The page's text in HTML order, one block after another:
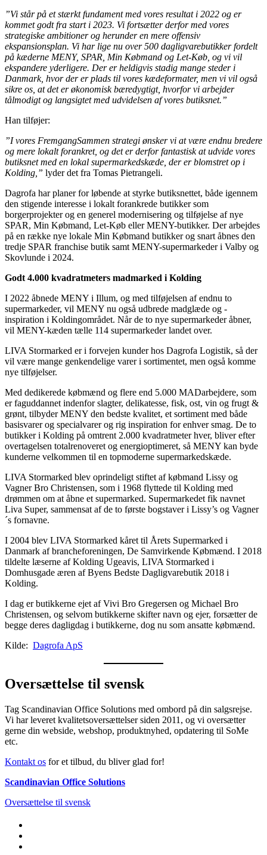
”Vi står på et stærkt fundament med vores resultat i 2022 og er
kommet godt fra start i 2023. Vi fortsætter derfor med vores
strategiske ambitioner og herunder en mere offensiv
ekspansionsplan. Vi har lige nu over 500 dagligvarebutikker fordelt
på kæderne MENY, SPAR, Min Købmand og Let-Køb, og vi vil
ekspandere yderligere. Der er heldigvis stadig mange steder i
Danmark, hvor der er plads til vores kædeformater, men vi vil også
sikre os, at det er økonomisk bæredygtigt, hvorfor vi arbejder
tålmodigt og langsigtet med udvidelsen af vores butiksnet.”
Han tilføjer:
”I vores FremgangSammen strategi ønsker vi at være endnu bredere
og mere lokalt forankret, og det er derfor fantastisk at udvide vores
butiksnet med en lokal supermarkedskæde, der er blomstret op i
Kolding,” lyder det fra Tomas Pietrangeli.
Dagrofa har planer for løbende at styrke butiksnettet, både igennem
den stigende interesse i lokalt forankrede butikker som
borgerprojekter og en generel modernisering og tilføjelse af nye
SPAR, Min Købmand, Let-Køb eller MENY-butikker. Der arbejdes
på en række nye lokale Min Købmand butikker og snart åbnes den
tredje SPAR franchise butik samt MENY-supermarkeder i Valby og
Skovlunde i 2024.
Godt 4.000 kvadratmeters madmarked i Kolding
I 2022 åbnede MENY i Illum, og med tilføjelsen af endnu to
supermarkeder, vil MENY nu også udbrede madglæde og -
inspiration i Koldingområdet. Når de to nye supermarkeder åbner,
vil MENY-kæden tælle 114 supermarkeder landet over.
LIVA Stormarked er i forvejen kunder hos Dagrofa Logistik, så der
vil være mange genkendelige varer i sortimentet, men også komme
nye tilføjelser.
Med dedikerede købmænd og flere end 5.000 MADarbejdere, som
er faguddannet indenfor slagter, delikatesse, fisk, ost, vin og frugt &
grønt, tilbyder MENY den bedste kvalitet, et sortiment med både
basisvarer og specialvarer og rig inspiration for enhver smag. De to
butikker i Kolding på omtrent 2.000 kvadratmeter hver, bliver efter
overtagelsen totalrenoveret og energioptimeret, så MENY kan byde
kunderne velkommen til en topmoderne supermarkedskæde.
LIVA Stormarked blev oprindeligt stiftet af købmand Lissy og
Vagner Bro Christensen, som i 1968 flyttede til Kolding med
drømmen om at åbne et supermarked. Supermarkedet fik navnet
Liva Super, sammensat af de to første bogstaver i Lissy’s og Vagner
´s fornavne.
I 2004 blev LIVA Stormarked kåret til Årets Supermarked i
Danmark af brancheforeningen, De Samvirkende Købmænd. I 2018
tildelte læserne af Kolding Ugeavis, LIVA Stormarked i
Domhusgade æren af Byens Bedste Dagligvarebutik 2018 i
Kolding.
I dag er butikkerne ejet af Vivi Bro Gregersen og Michael Bro
Christensen, og selvom butikkerne skifter navn og ejer, forsætter de
begge deres dagligdag i butikkerne, dog nu som ansatte købmænd.
Kilde: Dagrofa ApS
Oversættelse til svensk
Tag Scandinavian Office Solutions med ombord på din salgsrejse.
Vi har leveret kvalitetsoversættelser siden 2011, og vi oversætter
gerne din webside, webshop, produktnyhed, opdatering til SoMe
etc.
Kontakt os for et tilbud, du bliver glad for!
Scandinavian Office Solutions
Oversættelse til svensk